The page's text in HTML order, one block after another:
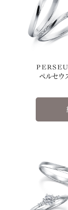
ペルセウ